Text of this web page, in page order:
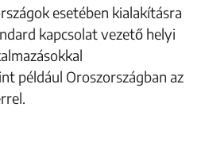
esetében kialakításra
kapcsolat vezető helyi
például Oroszországban az